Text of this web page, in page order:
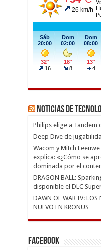
Noticias de
Philips elige a Tandem
Deep Dive de
Wacom y Mitch
explica: «¿Cómo se
dominada por el
DRAGON BALL:
disponible el DLC
DAWN OF WAR IV: LOS
NUEVO EN KRONUS
Facebook